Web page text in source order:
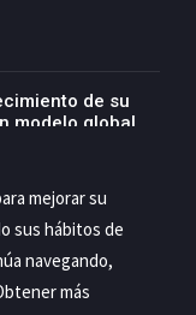
de su
modelo global
mejorar su
sus hábitos de
navegando,
más